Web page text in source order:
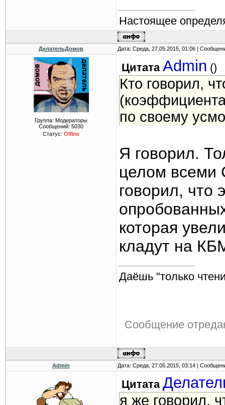
Настоящее
ДелательДомов Дата: Среда, 27.05.2015, 01:06 |
Группа: Модераторы
Сообщений: 5030
Статус: Offline
Цитата Admin ()
Кто говорил,
по своему
Я говорил.
целом всеми
говорил, что
которая
кладут на
Даёшь "только
Сообщение
Admin Дата: Среда, 27.05.2015, 03:14 |
Цитата
я же говорил,